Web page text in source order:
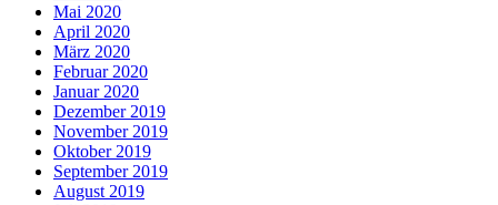
Mai 2020
April 2020
März 2020
Februar 2020
Januar 2020
Dezember 2019
November 2019
Oktober 2019
September 2019
August 2019